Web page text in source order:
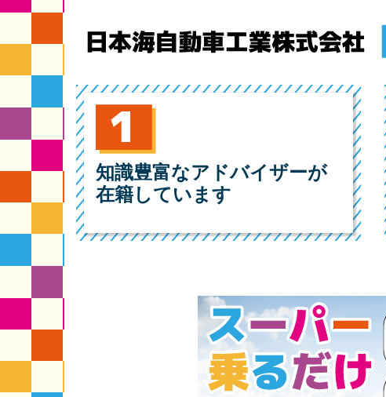
知識豊富なアドバイザーが
在籍しています